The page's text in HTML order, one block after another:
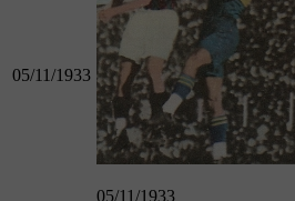
05/11/1933
05/11/1933